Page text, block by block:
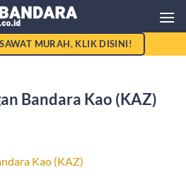
MURAH, KLIK DISINI!
Bandara Kao (KAZ)